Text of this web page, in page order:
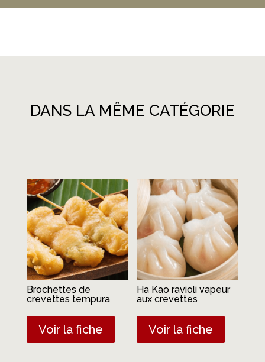
DANS LA MÊME CATÉGORIE
Brochettes de
crevettes tempura
Voir la fiche
Ha Kao ravioli vapeur
aux crevettes
Voir la fiche